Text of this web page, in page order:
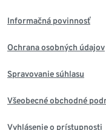
Informačná povinnosť
Ochrana osobných údajov
Spravovanie súhlasu
Všeobecné obchodné
Vyhlásenie o prístupnosti